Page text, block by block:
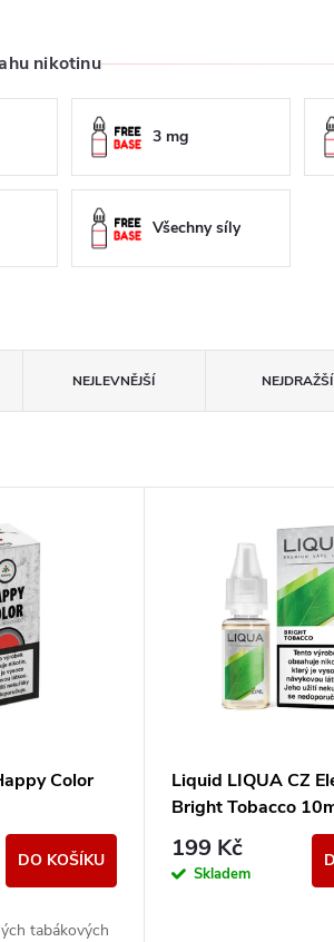
nikotinu
3 mg
Všechny síly
NEJLEVNĚJŠÍ NEJDRAŽŠÍ
Color
DO KOŠÍKU
tabákových
Liquid LIQUA CZ
Bright Tobacco
(čistá tabáková
199 Kč
Skladem